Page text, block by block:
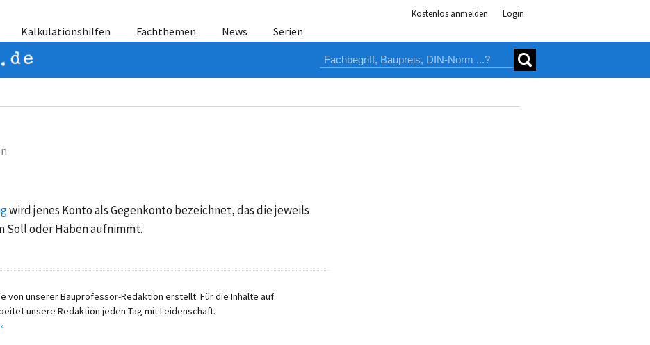
Kostenlos anmelden Login
Kalkulationshilfen Fachthemen News Serien
wird jenes Konto als Gegenkonto bezeichnet, das die jeweils
Soll oder Haben aufnimmt.
von unserer Bauprofessor-Redaktion erstellt. Für die Inhalte auf
unsere Redaktion jeden Tag mit Leidenschaft.